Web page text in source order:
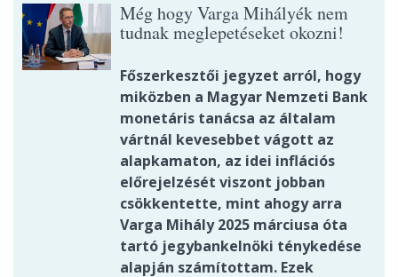
Még hogy Varga Mihályék nem
tudnak meglepetéseket okozni!
Főszerkesztői jegyzet arról, hogy
miközben a Magyar Nemzeti Bank
monetáris tanácsa az általam
vártnál kevesebbet vágott az
alapkamaton, az idei inflációs
előrejelzését viszont jobban
csökkentette, mint ahogy arra
Varga Mihály 2025 márciusa óta
tartó jegybankelnöki ténykedése
alapján számítottam. Ezek